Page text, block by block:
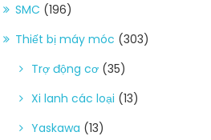
SMC (196)
Thiết bị máy móc (303)
Trợ động cơ (35)
Xi lanh các loại (13)
Yaskawa (13)